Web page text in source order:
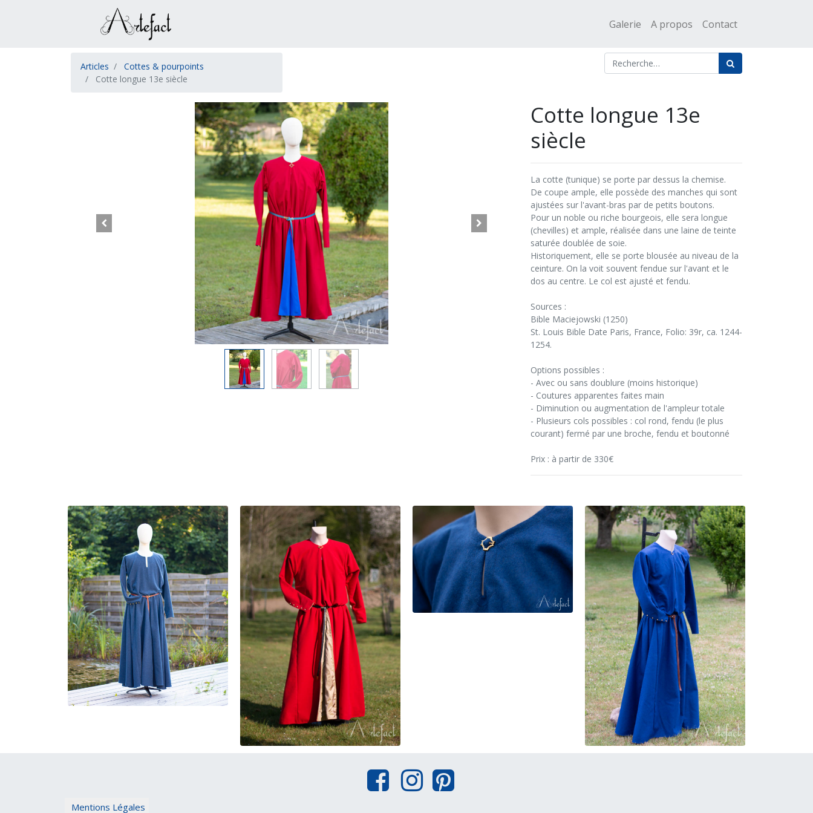
Galerie A propos Contact
Articles
Cottes & pourpoints
Cotte longue 13e siècle
Cotte longue 13e
siècle
La cotte (tunique) se porte par dessus la chemise.
De coupe ample, elle possède des manches qui sont
ajustées sur l'avant-bras par de petits boutons.
Pour un noble ou riche bourgeois, elle sera longue
(chevilles) et ample, réalisée dans une laine de teinte
saturée doublée de soie.
Historiquement, elle se porte blousée au niveau de la
ceinture. On la voit souvent fendue sur l'avant et le
dos au centre. Le col est ajusté et fendu.
Sources :
Bible Maciejowski (1250)
St. Louis Bible Date Paris, France, Folio: 39r, ca. 1244-
1254.
Options possibles :
- Avec ou sans doublure (moins historique)
- Coutures apparentes faites main
- Diminution ou augmentation de l'ampleur totale
- Plusieurs cols possibles : col rond, fendu (le plus
courant) fermé par une broche, fendu et boutonné
Prix : à partir de 330€
Mentions Légales